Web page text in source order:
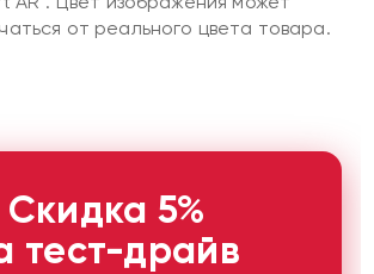
от реального цвета товара.
Скидка 5%
тест-драйв